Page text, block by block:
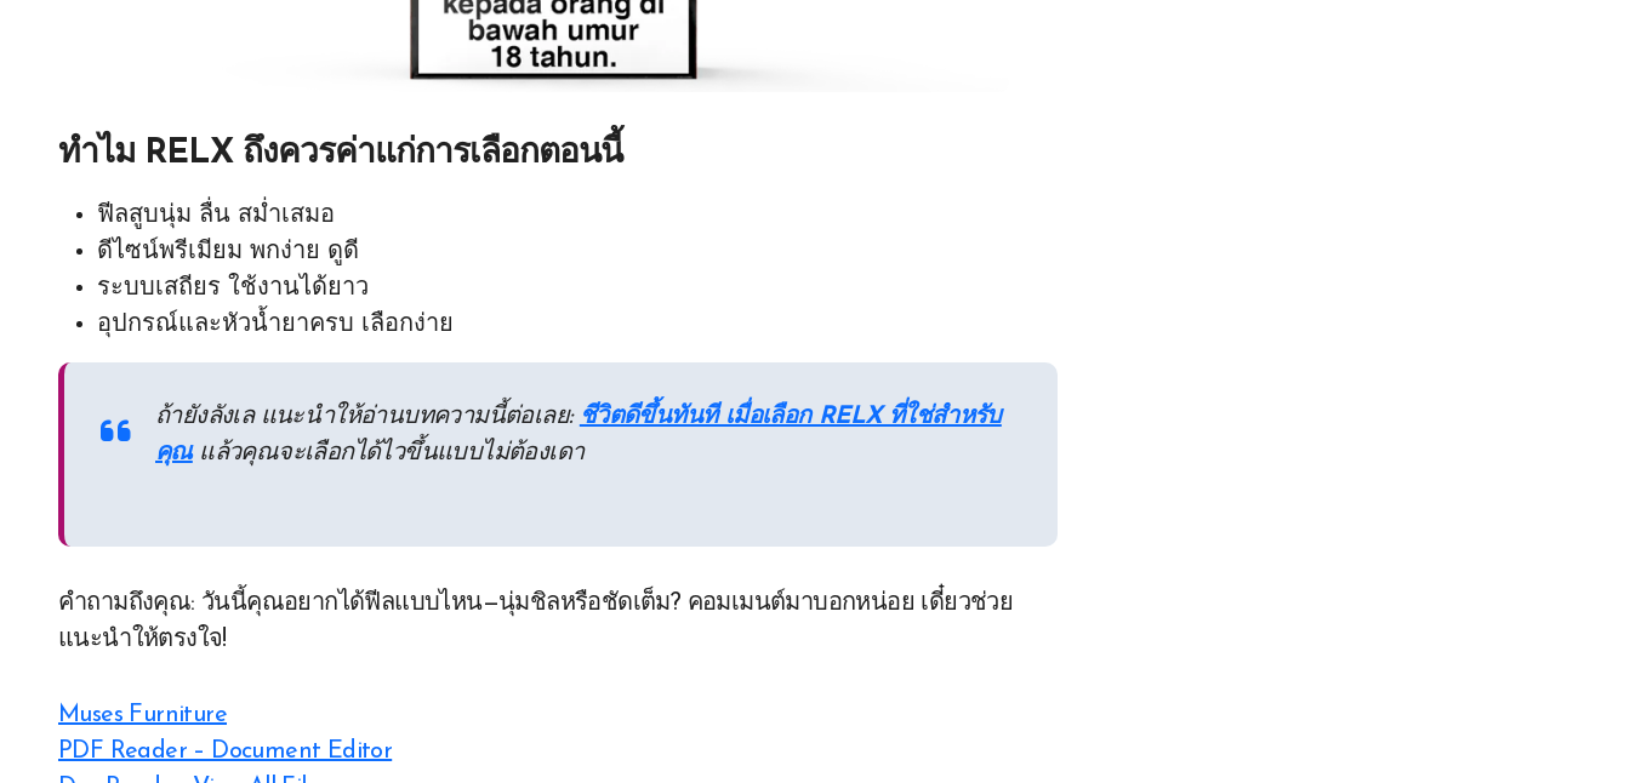
ทำไม RELX ถึงควรค่าแก่การเลือกตอนนี้
ฟีลสูบนุ่ม ลื่น สม่ำเสมอ
ดีไซน์พรีเมียม พกง่าย ดูดี
ระบบเสถียร ใช้งานได้ยาว
อุปกรณ์และหัวน้ำยาครบ เลือกง่าย
ถ้ายังลังเล แนะนำให้อ่านบทความนี้ต่อเลย: ชีวิตดีขึ้นทันที เมื่อเลือก RELX ที่ใช่สำหรับ
คุณแล้วคุณจะเลือกได้ไวขึ้นแบบไม่ต้องเดา
คำถามถึงคุณ: วันนี้คุณอยากได้ฟีลแบบไหน—นุ่มชิลหรือชัดเต็ม? คอมเมนต์มาบอกหน่อย เดี๋ยวช่วย
แนะนำให้ตรงใจ!
Muses Furniture
PDF Reader – Document Editor